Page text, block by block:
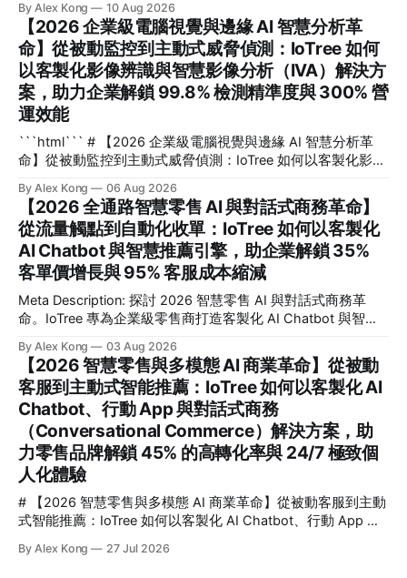
售品牌解鎖 45% 的高轉化率與 24/7 極致個人化體驗 💡 核心
要點速覽 (Key Takeaways) * 核心痛點解決：傳統零售面臨流
量紅利消退、獲客成本（CAC）飆升 240% 的困境。IoTree
的對話式商務（Conversational Commerce）解決方案，將被
動式售後客服升級為「主動式智能推薦」，直接打通消費者決
策路徑。 * 量化商業成效：引進多模態 智慧零售 AI 架構後，
零售品牌平均可提升 45% 的銷售轉化率、降低 68% 的營運客
服成本，
By Alex Kong 10 Aug 2026
【2026 企業級電腦視覺與邊緣 AI 智慧分析革
命】從被動監控到主動式威脅偵測：IoTree 如何
以客製化影像辨識與智慧影像分析（IVA）解決方
案，助力企業解鎖 99.8% 檢測精準度與 300% 營
運效能
```html``` # 【2026 企業級電腦視覺與邊緣 AI 智慧分析革
命】從被動監控到主動式威脅偵測：IoTree 如何以客製化影像
檢測精準度與 300% 營運效能 在 2026 年的數位轉型浪潮
中，企業如何將海量無效的監控畫面轉化為即時決策資產？**
電腦視覺**（Computer Vision）與客製化**影像辨識
**（Image Recognition）技術與邊緣 AI（Edge AI）的深度結
合，正是幫助企業擺脫傳統被動監控、實現毫秒級主動式威脅
CTO、安全與營運總監，以及希望利用智慧影像提升效能的管
理者而寫。我們將深度解析 IoTree 如何透過尖端演算法與硬
體協同優化，協助企業在複雜的工業、商業與智慧園區場景
中，解鎖高達 99.8% 的檢測精準度，並實現 300% 的營運效
能躍升。
By Alex Kong 06 Aug 2026
【2026 全通路智慧零售 AI 與對話式商務革命】
從流量觸點到自動化收單：IoTree 如何以客製化
AI Chatbot 與智慧推薦引擎，助企業解鎖 35%
客單價增長與 95% 客服成本縮減
Meta Description: 探討 2026 智慧零售 AI 與對話式商務革
命。IoTree 專為企業級零售商打造客製化 AI Chatbot 與智慧
實現全通路自動化收單。 # 【2026 全通路智慧零售 AI 與對
話式商務革命】從流量觸點到自動化收單：IoTree 如何以客製
化 AI Chatbot 與智慧推薦引擎，助企業解鎖 35% 客單價增長
與 95% 客服成本縮減 💡 核心要點速覽 (Key Takeaways) * 🎯
核心解答：對話式商務如何幫助零售業進行 AI 轉型？透過將
AI 深度整合至全通路（Omnichannel），企業能將破碎的流量
觸點轉化為高轉化的雙向互動，實現從「主動搜尋」到「對話
即收單」的無縫體驗。
By Alex Kong 03 Aug 2026
【2026 智慧零售與多模態 AI 商業革命】從被動
客服到主動式智能推薦：IoTree 如何以客製化 AI
Chatbot、行動 App 與對話式商務
（Conversational Commerce）解決方案，助
力零售品牌解鎖 45% 的高轉化率與 24/7 極致個
人化體驗
# 【2026 智慧零售與多模態 AI 商業革命】從被動客服到主動
式智能推薦：IoTree 如何以客製化 AI Chatbot、行動 App 與
售品牌解鎖 45% 的高轉化率與 24/7 極致個人化體驗 💡 核心
By Alex Kong 27 Jul 2026